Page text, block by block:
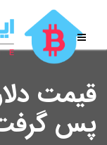
قیمت
پس گرفت (۲۹